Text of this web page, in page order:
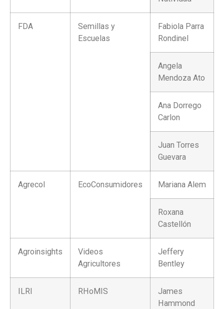
FDA
Semillas y
Escuelas
Fabiola Parra
Rondinel
Angela
Mendoza Ato
Ana Dorrego
Carlon
Juan Torres
Guevara
Agrecol EcoConsumidores Mariana Alem
Roxana
Castellón
Agroinsights
Videos
Agricultores
Jeffery
Bentley
ILRI RHoMIS
James
Hammond